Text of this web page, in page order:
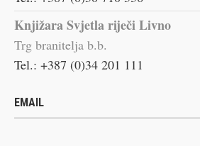
Knjižara Svjetla riječi Livno
Trg branitelja b.b.
Tel.: +387 (0)34 201 111
EMAIL